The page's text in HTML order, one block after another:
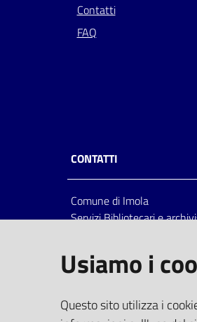
Contatti
FAQ
CONTATTI
Comune di Imola
Servizi Bibliotecari e
Italia
centralino: tel
bim@comune.imola.bo.it
PEC
Usiamo i
Questo sito utilizza i